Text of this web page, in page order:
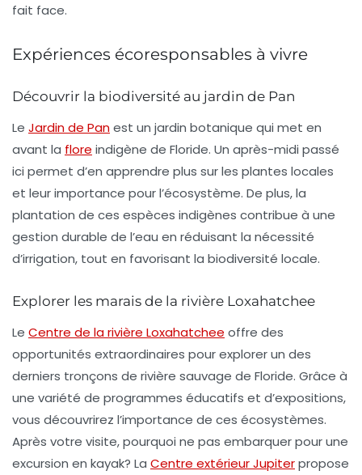
fait face.
Expériences écoresponsables à vivre
Découvrir la biodiversité au jardin de Pan
Le Jardin de Panest un jardin botanique qui met en
avant la flore indigène de Floride. Un après-midi passé
ici permet d’en apprendre plus sur les plantes locales
et leur importance pour l’écosystème. De plus, la
plantation de ces espèces indigènes contribue à une
gestion durable de l’eau en réduisant la nécessité
d’irrigation, tout en favorisant la biodiversité locale.
Explorer les marais de la rivière Loxahatchee
Le Centre de la rivière Loxahatchee offre des
opportunités extraordinaires pour explorer un des
derniers tronçons de rivière sauvage de Floride. Grâce à
une variété de programmes éducatifs et d’expositions,
vous découvrirez l’importance de ces écosystèmes.
Après votre visite, pourquoi ne pas embarquer pour une
excursion en kayak? La Centre extérieur Jupiterpropose